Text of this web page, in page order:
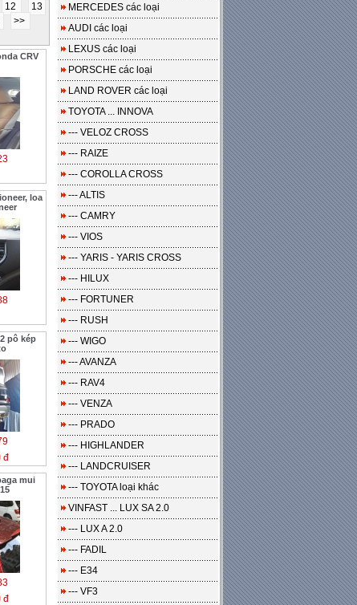
12
13
>>
CRV
loa
pô kép
đ
mui
đ
MERCEDES các loại
AUDI các loại
LEXUS các loại
PORSCHE các loại
LAND ROVER các loại
TOYOTA ... INNOVA
--- VELOZ CROSS
--- RAIZE
--- COROLLA CROSS
--- ALTIS
--- CAMRY
--- VIOS
--- YARIS - YARIS CROSS
--- HILUX
--- FORTUNER
--- RUSH
--- WIGO
--- AVANZA
--- RAV4
--- VENZA
--- PRADO
--- HIGHLANDER
--- LANDCRUISER
--- TOYOTA loại khác
VINFAST ... LUX SA 2.0
--- LUX A 2.0
--- FADIL
--- E34
--- VF3